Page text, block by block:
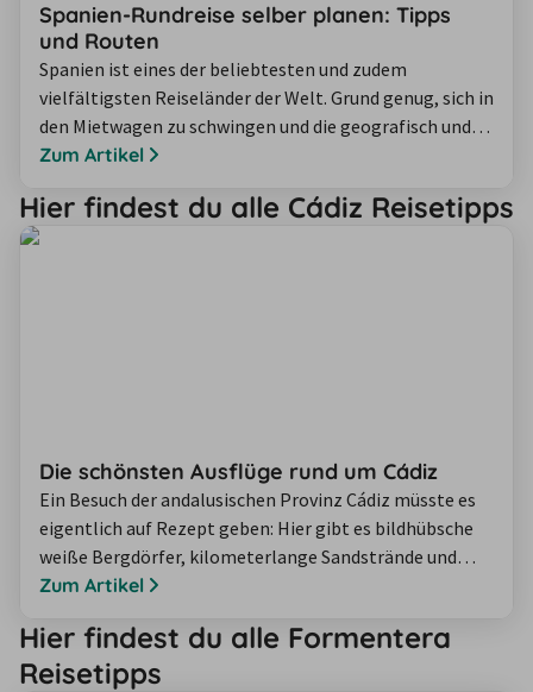
Spanien-Rundreise selber planen: Tipps
und Routen
Spanien ist eines der beliebtesten und zudem
vielfältigsten Reiseländer der Welt. Grund genug, sich in
den Mietwagen zu schwingen und die geografisch und
kulturell unterschiedlichen Regionen auf eigene Faust
Rundreise ganz einfach selber planen und stellen Ihnen
Zum Artikel
Hier findest du alle Cádiz Reisetipps
Die schönsten Ausflüge rund um Cádiz
Ein Besuch der andalusischen Provinz Cádiz müsste es
eigentlich auf Rezept geben: Hier gibt es bildhübsche
weiße Bergdörfer, kilometerlange Sandstrände und
eine gleichnamige Hauptstadt, in der die Sonne stärker
als Basis für meinen zweiwöchigen Urlaub ausgesucht,
um mit dem Mietwagen Tagesausflüge zu unternehmen
Zum Artikel
Hier findest du alle Formentera
Reisetipps